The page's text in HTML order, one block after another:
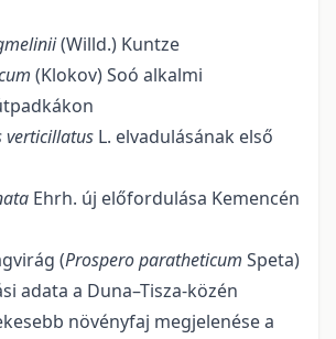
(Willd.) Kuntze
(Klokov) Soó alkalmi
verticillatus L. elvadulásának első
Ehrh. új előfordulása Kemencén
(Prospero paratheticum Speta)
adata a Duna–Tisza-közén
növényfaj megjelenése a